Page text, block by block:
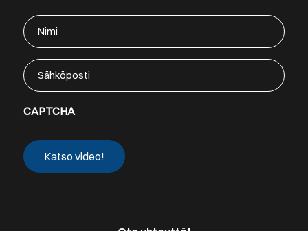
Nimi
(Required)
Sähköposti
CAPTCHA